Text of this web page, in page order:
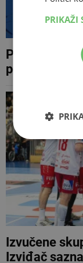
Problemi s
poteškoće
Izvučene
Izviđač
PRIKAŽI